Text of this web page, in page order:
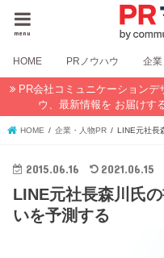
menu
HOME PRノウハウ 企業
PR会社コミュニケーション
ウ、最新情報を お届けす
HOME 企業・人物PR LINE元社長
2015.06.16 2021.06.15
LINE元社長森川氏
いを予測する